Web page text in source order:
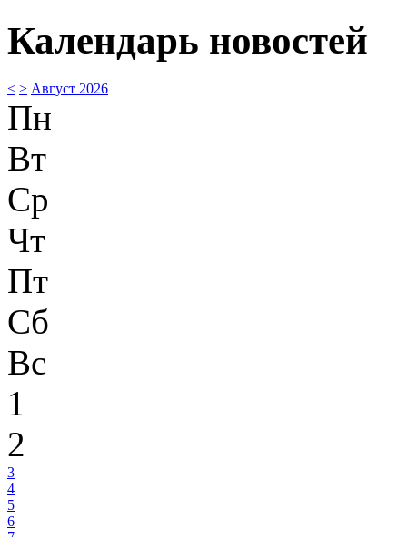
Календарь новостей
< > Август 2026
Пн
Вт
Ср
Чт
Пт
Сб
Вс
1
2
3
4
5
6